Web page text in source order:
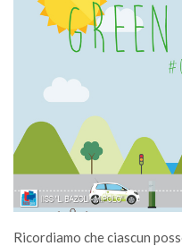
Ricordiamo che ciascun